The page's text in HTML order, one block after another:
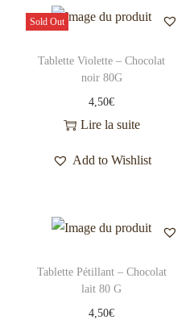
Sold Out
Tablette Violette – Chocolat
noir 80G
4,50€
Lire la suite
Add to Wishlist
Tablette Pétillant – Chocolat
lait 80 G
4,50€